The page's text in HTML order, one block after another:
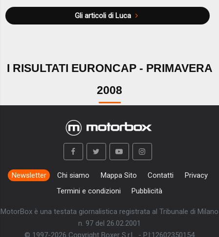
Gli articoli di Luca
I RISULTATI EURONCAP - PRIMAVERA
2008
Newsletter Chi siamo Mappa Sito Contatti
Privacy
Termini e condizioni
Pubblicità
MotorBox è una testata giornalistica registrata al Tribunale di Milano
n. 97 del 26.02.2001
© 1997-2026 Copyright Boxer S.r.L. - P.I:12602350154